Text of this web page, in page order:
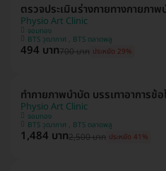
ตรวจประเมินร่างกายทางกายภา
Physio Art Clinic
จอมทอง
BTS วุฒากาศ , BTS ตลาดพลู
494 บาท700 บาท ประหยัด 29%
ทำกายภาพบำบัด บรรเทาอาการข้
Physio Art Clinic
จอมทอง
BTS วุฒากาศ , BTS ตลาดพลู
1,484 บาท2,500 บาท ประหยัด 41%